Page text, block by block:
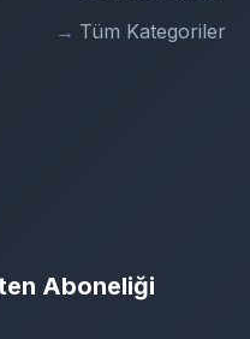
Tüm Kategoriler
Aboneliği